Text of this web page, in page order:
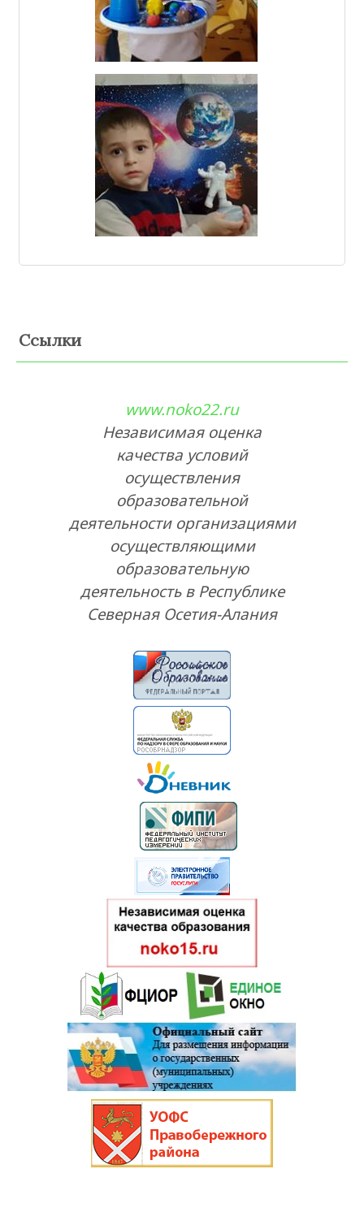
Ссылки
www.noko22.ru
Независимая оценка
качества условий
осуществления
образовательной
деятельности организациями
осуществляющими
образовательную
деятельность в Республике
Северная Осетия-Алания